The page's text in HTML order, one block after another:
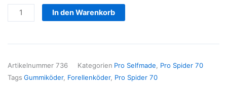
Menge
In den Warenkorb
Artikelnummer 736 Kategorien Pro Selfmade
Pro Spider 70
Tags Gummiköder, Forellenköder, Pro Spider 70